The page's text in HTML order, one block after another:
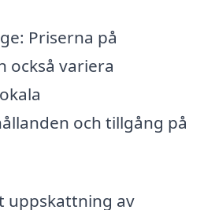
Priserna på
också variera
och tillgång på
uppskattning av